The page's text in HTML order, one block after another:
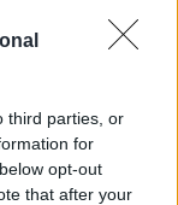
third parties, or
for
opt-out
that after your
παιδιά σας
κατά πόσο